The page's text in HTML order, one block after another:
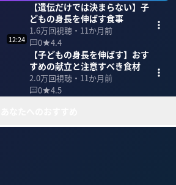
【遺伝だけでは決まらない】子
どもの身長を伸ばす食事
1.6万回視聴・ 11か月前
0
4.4
12:24
【子どもの身長を伸ばす】おす
すめの献立と注意すべき食材
2.0万回視聴・ 11か月前
0
4.5